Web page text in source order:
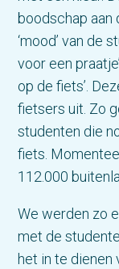
boodschap aan
‘mood’ van de
voor een
op de fiets’.
fietsers uit. Zo
studenten die
fiets.
112.000
We werden zo
met de
het in te dienen